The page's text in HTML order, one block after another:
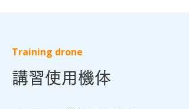
Training drone
講習使用機体